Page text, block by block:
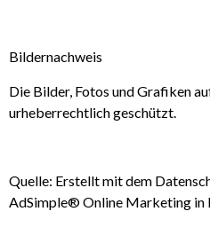
Bildernachweis
Die Bilder, Fotos und Grafiken
urheberrechtlich geschützt.
Quelle: Erstellt mit dem
AdSimple® Online Marketing in